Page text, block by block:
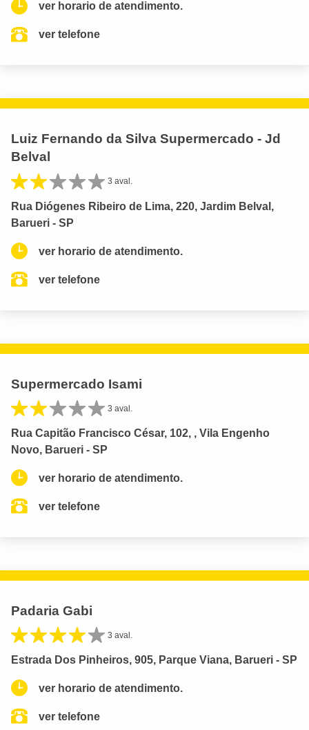
ver horario de atendimento.
ver telefone
Luiz Fernando da Silva Supermercado - Jd
Belval
3 aval.
Rua Diógenes Ribeiro de Lima, 220, Jardim Belval,
Barueri - SP
ver horario de atendimento.
ver telefone
Supermercado Isami
3 aval.
Rua Capitão Francisco César, 102, , Vila Engenho
Novo, Barueri - SP
ver horario de atendimento.
ver telefone
Padaria Gabi
3 aval.
Estrada Dos Pinheiros, 905, Parque Viana, Barueri - SP
ver horario de atendimento.
ver telefone